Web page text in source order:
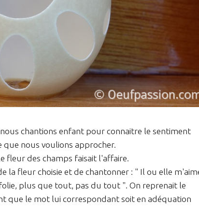
chantions enfant pour connaitre le sentiment
nous voulions approcher.
des champs faisait l'affaire.
la fleur choisie et de chantonner : " Il ou elle
plus que tout, pas du tout ". On reprenait le
que le mot lui correspondant soit en adéquation